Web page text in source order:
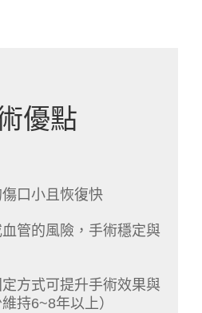
優點
口小且恢復快
管的風險，手術穩定與
方式可提升手術效果與
持6~8年以上）